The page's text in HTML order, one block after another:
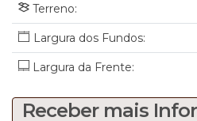
Terreno:
Largura da Frente:
Receber mais